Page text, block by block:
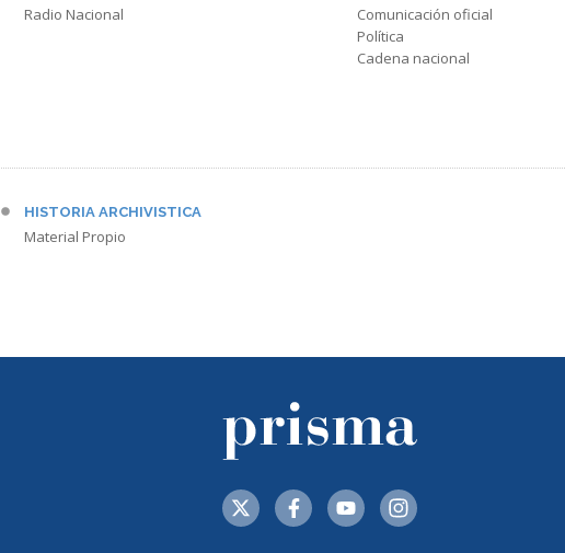
Radio Nacional
Comunicación oficial
Política
Cadena nacional
HISTORIA ARCHIVISTICA
Material Propio